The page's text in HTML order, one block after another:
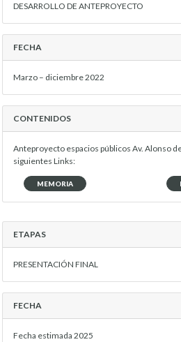
DESARROLLO DE ANTEPROYECTO
FECHA
Marzo – diciembre 2022
CONTENIDOS
Anteproyecto espacios públicos Av. Alonso
siguientes Links:
MEMORIA
ETAPAS
PRESENTACIÓN FINAL
FECHA
Fecha estimada 2025